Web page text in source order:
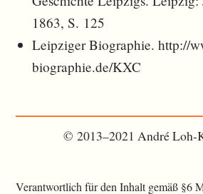
1863, S. 125
Leipziger Biographie. http://
biographie.de/KXC
© 2013–2021 André Loh-
Verantwortlich für den Inhalt gemäß §6